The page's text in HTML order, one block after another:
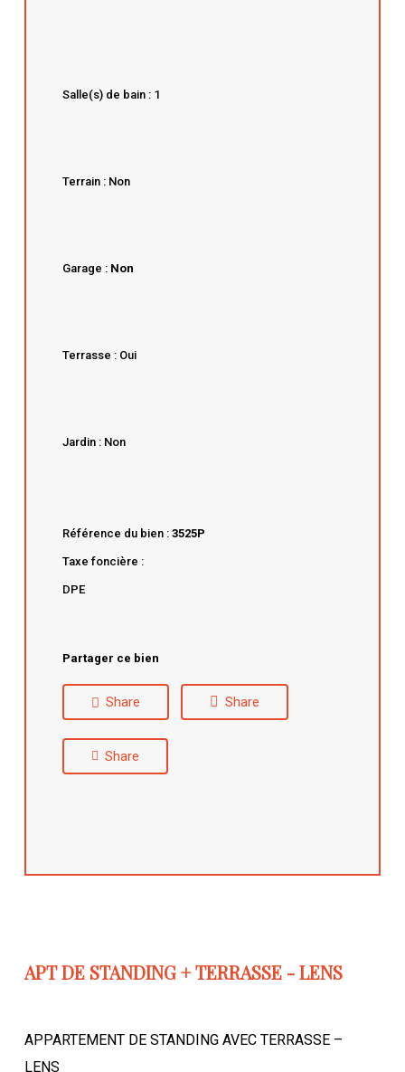
Salle(s) de bain : 1
Terrain : Non
Garage : Non
Terrasse : Oui
Jardin : Non
Référence du bien :3525P
Taxe foncière :
DPE
Partager ce bien
Share Share
Share
APT DE STANDING + TERRASSE - LENS
APPARTEMENT DE STANDING AVEC TERRASSE –
LENS